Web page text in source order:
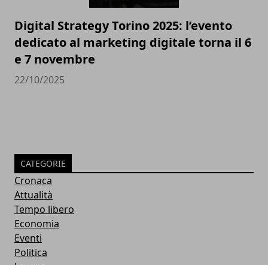
Digital Strategy Torino 2025: l’evento
dedicato al marketing digitale torna il 6
e 7 novembre
22/10/2025
CATEGORIE
Cronaca
Attualità
Tempo libero
Economia
Eventi
Politica